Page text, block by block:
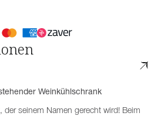
Weinkühlschrank
der seinem Namen gerecht wird! Beim